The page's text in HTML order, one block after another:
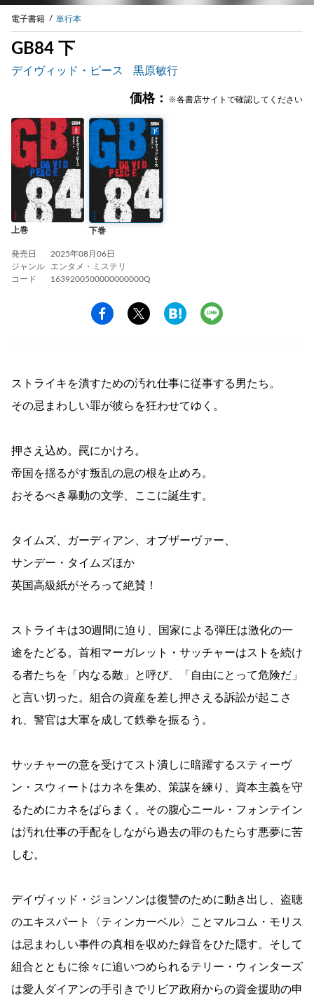
電子書籍 単行本
GB84 下
デイヴィッド・ピース 黒原敏行
価格： ※各書店サイトで確認してください
上巻 下巻
発売日
2025年08月06日
ジャンル
エンタメ・ミステリ
コード
1639200500000000000Q
ストライキを潰すための汚れ仕事に従事する男たち。
その忌まわしい罪が彼らを狂わせてゆく。
押さえ込め。罠にかけろ。
帝国を揺るがす叛乱の息の根を止めろ。
おそるべき暴動の文学、ここに誕生す。
タイムズ、ガーディアン、オブザーヴァー、
サンデー・タイムズほか
英国高級紙がそろって絶賛！
ストライキは30週間に迫り、国家による弾圧は激化の一
途をたどる。首相マーガレット・サッチャーはストを続け
る者たちを「内なる敵」と呼び、「自由にとって危険だ」
と言い切った。組合の資産を差し押さえる訴訟が起こさ
れ、警官は大軍を成して鉄拳を振るう。
サッチャーの意を受けてスト潰しに暗躍するスティーヴ
ン・スウィートはカネを集め、策謀を練り、資本主義を守
るためにカネをばらまく。その腹心ニール・フォンテイン
は汚れ仕事の手配をしながら過去の罪のもたらす悪夢に苦
しむ。
デイヴィッド・ジョンソンは復讐のために動き出し、盗聴
のエキスパート〈ティンカーベル〉ことマルコム・モリス
は忌まわしい事件の真相を収めた録音をひた隠す。そして
組合とともに徐々に追いつめられるテリー・ウィンターズ
は愛人ダイアンの手引きでリビア政府からの資金援助の申